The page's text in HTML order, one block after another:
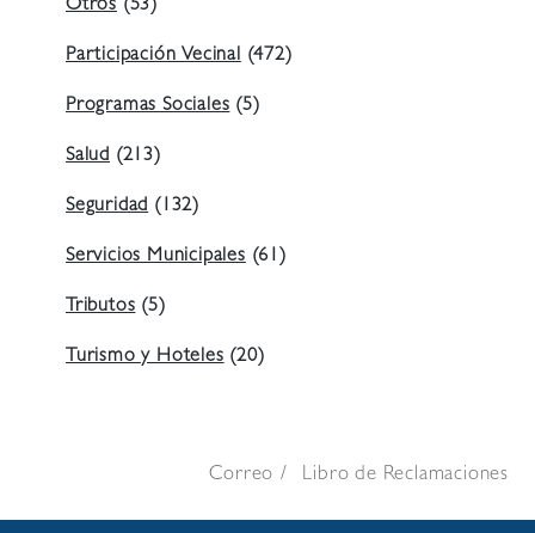
Otros (53)
Participación Vecinal (472)
Programas Sociales (5)
Salud (213)
Seguridad (132)
Servicios Municipales (61)
Tributos (5)
Turismo y Hoteles (20)
Correo Libro de Reclamaciones